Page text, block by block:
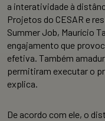
a interatividade à
Projetos do CESAR e
Summer Job, Maurício
engajamento que
efetiva. Também
permitiram executar o
explica.
De acordo com ele, o